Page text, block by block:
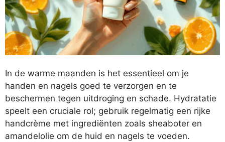
In de warme maanden is het essentieel om je
handen en nagels goed te verzorgen en te
beschermen tegen uitdroging en schade. Hydratatie
speelt een cruciale rol; gebruik regelmatig een rijke
handcrème met ingrediënten zoals sheaboter en
amandelolie om de huid en nagels te voeden.